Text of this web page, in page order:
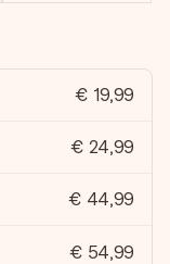
€ 19,99
€ 24,99
€ 44,99
€ 54,99